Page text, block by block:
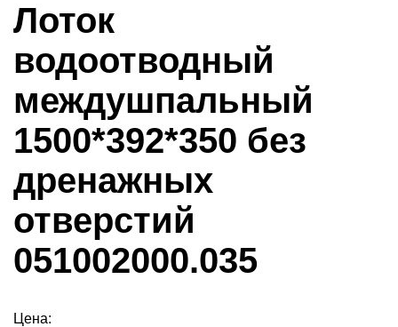
Лоток
водоотводный
междушпальный
1500*392*350 без
дренажных
отверстий
051002000.035
Цена: